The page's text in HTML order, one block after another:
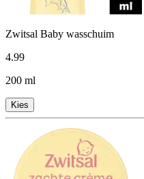
Zwitsal Baby wasschuim
4.99
200 ml
Kies